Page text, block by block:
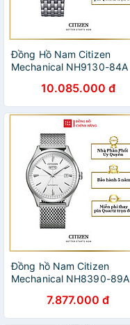
Đồng Hồ Nam Citizen
Mechanical NH9130-84A
10.085.000 đ
Đồng hồ Nam Citizen
Mechanical NH8390-89A
7.877.000 đ